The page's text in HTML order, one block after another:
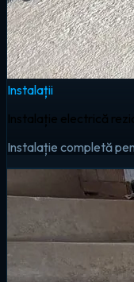
Instalații
Instalație electrică
Instalație completă